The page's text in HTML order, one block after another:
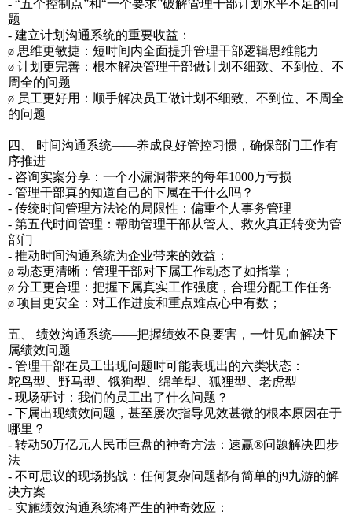
- “五个控制点”和“一个要求”破解管理干部计划水平不足的问
题
- 建立计划沟通系统的重要收益：
ø 思维更敏捷：短时间内全面提升管理干部逻辑思维能力
ø 计划更完善：根本解决管理干部做计划不细致、不到位、不
周全的问题
ø 员工更好用：顺手解决员工做计划不细致、不到位、不周全
的问题
四、 时间沟通系统——养成良好管控习惯，确保部门工作有
序推进
- 咨询实案分享：一个小漏洞带来的每年1000万亏损
- 管理干部真的知道自己的下属在干什么吗？
- 传统时间管理方法论的局限性：偏重个人事务管理
- 第五代时间管理：帮助管理干部从管人、救火真正转变为管
部门
- 推动时间沟通系统为企业带来的效益：
ø 动态更清晰：管理干部对下属工作动态了如指掌；
ø 分工更合理：把握下属真实工作强度，合理分配工作任务
ø 项目更安全：对工作进度和重点难点心中有数；
五、 绩效沟通系统——把握绩效不良要害，一针见血解决下
属绩效问题
- 管理干部在员工出现问题时可能表现出的六类状态：
鸵鸟型、野马型、饿狗型、绵羊型、狐狸型、老虎型
- 现场研讨：我们的员工出了什么问题？
- 下属出现绩效问题，甚至屡次指导见效甚微的根本原因在于
哪里？
- 转动50万亿元人民币巨盘的神奇方法：速赢®问题解决四步
法
- 不可思议的现场挑战：任何复杂问题都有简单的j9九游的解
决方案
- 实施绩效沟通系统将产生的神奇效应：